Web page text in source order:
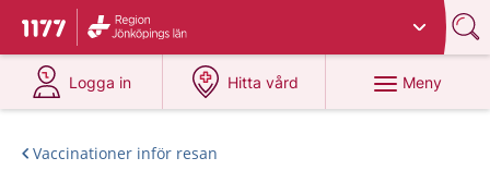
Till startsidan för 1177
Du har valt region
Logga in
på 1177.se
Hitta vård
på 1177.se
Meny
Vaccinationer inför resan